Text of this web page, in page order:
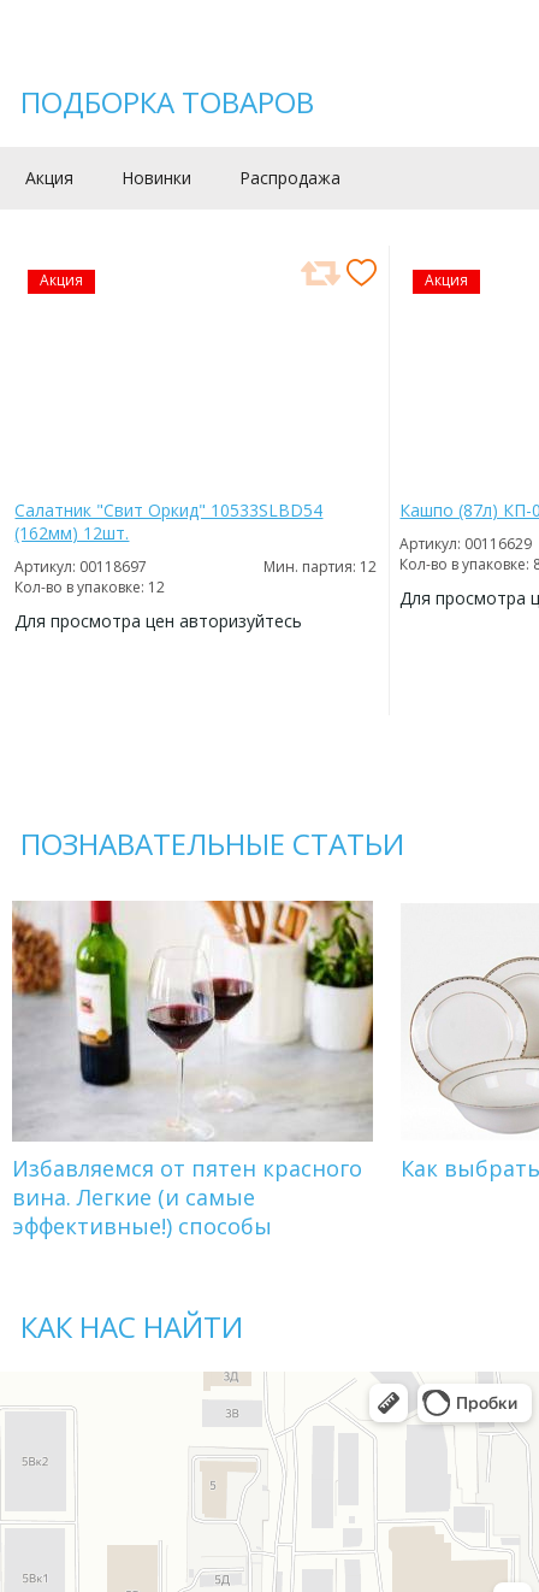
ПОДБОРКА ТОВАРОВ
Акция Новинки Распродажа
Акция
Салатник "Свит Оркид" 10533SLBD54
(162мм) 12шт.
Артикул: 00118697
Мин. партия: 12
Кол-во в упаковке: 12
Для просмотра цен авторизуйтесь
Акция
Кашпо (87л) КП-
Артикул: 00116629
Кол-во в упаковке:
Для просмотра
ПОЗНАВАТЕЛЬНЫЕ СТАТЬИ
Избавляемся от пятен красного
вина. Легкие (и самые
эффективные!) способы
Как
КАК НАС НАЙТИ